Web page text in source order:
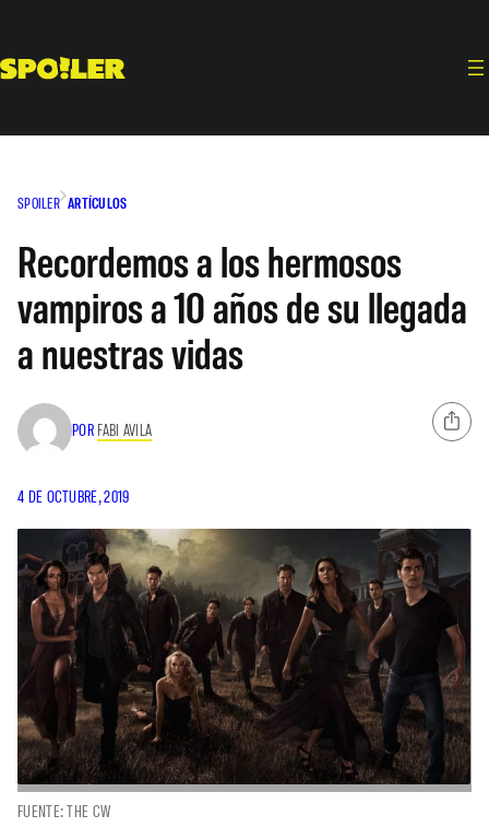
contenido
SPOILER ARTÍCULOS
Recordemos a los hermosos
vampiros a 10 años de su llegada
a nuestras vidas
POR FABI AVILA
4 DE OCTUBRE, 2019
FUENTE: THE CW